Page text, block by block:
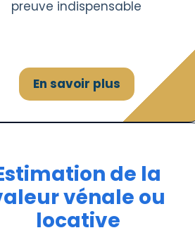
preuve indispensable
En savoir plus
de la
vénale ou
locative